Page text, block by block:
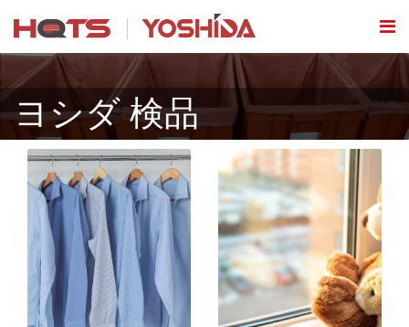
ヨシダ 検品